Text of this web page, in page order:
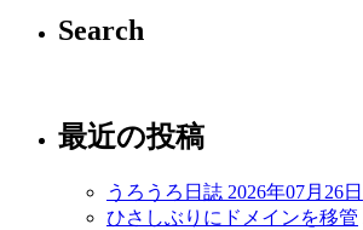
Search
最近の投稿
うろうろ日誌 2026年07月26日
ひさしぶりにドメインを移管